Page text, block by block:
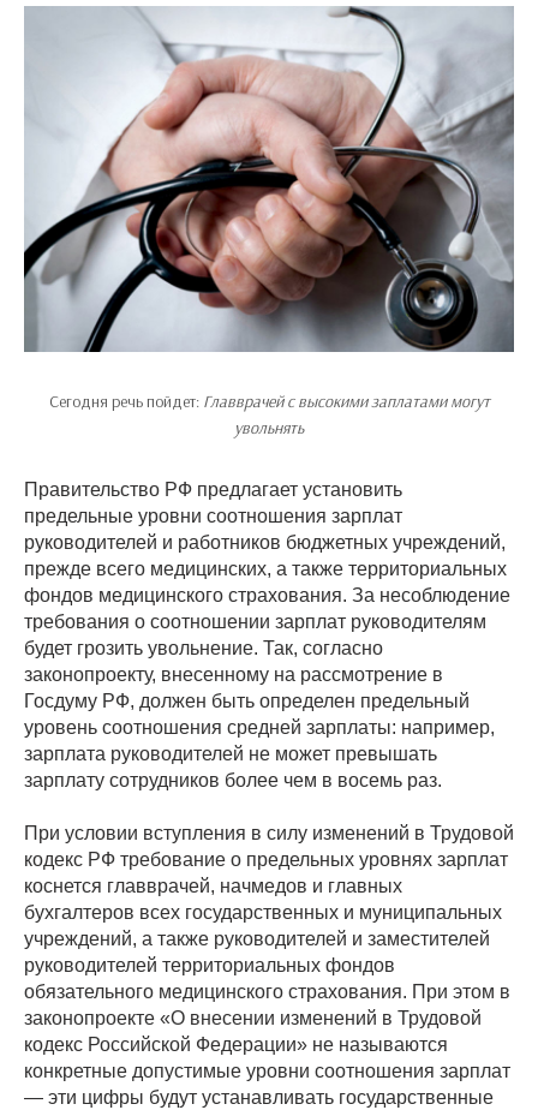
Сегодня речь пойдет: Главврачей с высокими заплатами могут
увольнять
Правительство РФ предлагает установить
предельные уровни соотношения зарплат
руководителей и работников бюджетных учреждений,
прежде всего медицинских, а также территориальных
фондов медицинского страхования. За несоблюдение
требования о соотношении зарплат руководителям
будет грозить увольнение. Так, согласно
законопроекту, внесенному на рассмотрение в
Госдуму РФ, должен быть определен предельный
уровень соотношения средней зарплаты: например,
зарплата руководителей не может превышать
зарплату сотрудников более чем в восемь раз.
При условии вступления в силу изменений в Трудовой
кодекс РФ требование о предельных уровнях зарплат
коснется главврачей, начмедов и главных
бухгалтеров всех государственных и муниципальных
учреждений, а также руководителей и заместителей
руководителей территориальных фондов
обязательного медицинского страхования. При этом в
законопроекте «О внесении изменений в Трудовой
кодекс Российской Федерации» не называются
конкретные допустимые уровни соотношения зарплат
— эти цифры будут устанавливать государственные